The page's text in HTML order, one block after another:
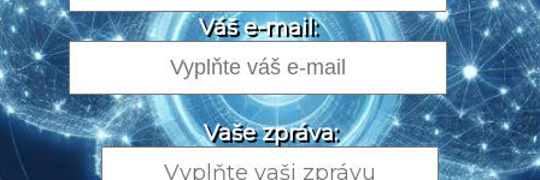
Váš e-mail:
Vaše zpráva: